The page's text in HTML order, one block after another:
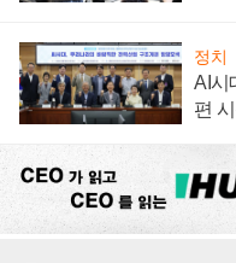
정치
AI시
편